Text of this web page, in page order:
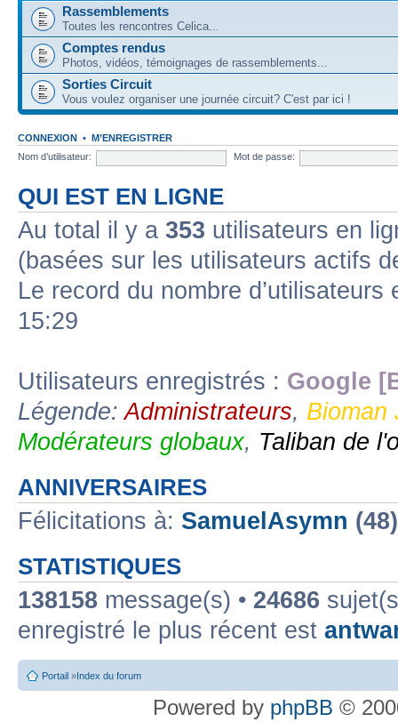
Rassemblements
Toutes les rencontres Celica...
Comptes rendus
Photos, vidéos, témoignages de rassemblements...
Sorties Circuit
Vous voulez organiser une journée circuit? C'est par ici !
CONNEXION • M’ENREGISTRER
Nom d’utilisateur:
Mot de passe:
QUI EST EN LIGNE
Au total il y a 353 utilisateurs en
(basées sur les utilisateurs actifs
Le record du nombre
15:29
Utilisateurs enregistrés : Google
Légende:Administrateurs, Bioman
Modérateurs globaux, Taliban de
ANNIVERSAIRES
Félicitations à: SamuelAsymn
STATISTIQUES
138158 message(s) • 24686
enregistré le plus récent est
Portail »Index du forum
Powered by phpBB ©